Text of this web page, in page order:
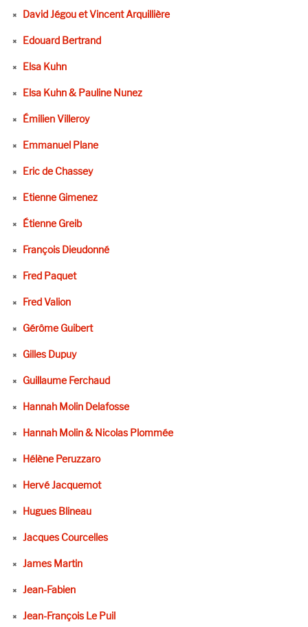
David Jégou et Vincent Arquillière
Edouard Bertrand
Elsa Kuhn
Elsa Kuhn & Pauline Nunez
Émilien Villeroy
Emmanuel Plane
Eric de Chassey
Etienne Gimenez
Étienne Greib
François Dieudonné
Fred Paquet
Fred Valion
Gérôme Guibert
Gilles Dupuy
Guillaume Ferchaud
Hannah Molin Delafosse
Hannah Molin & Nicolas Plommée
Hélène Peruzzaro
Hervé Jacquemot
Hugues Blineau
Jacques Courcelles
James Martin
Jean-Fabien
Jean-François Le Puil